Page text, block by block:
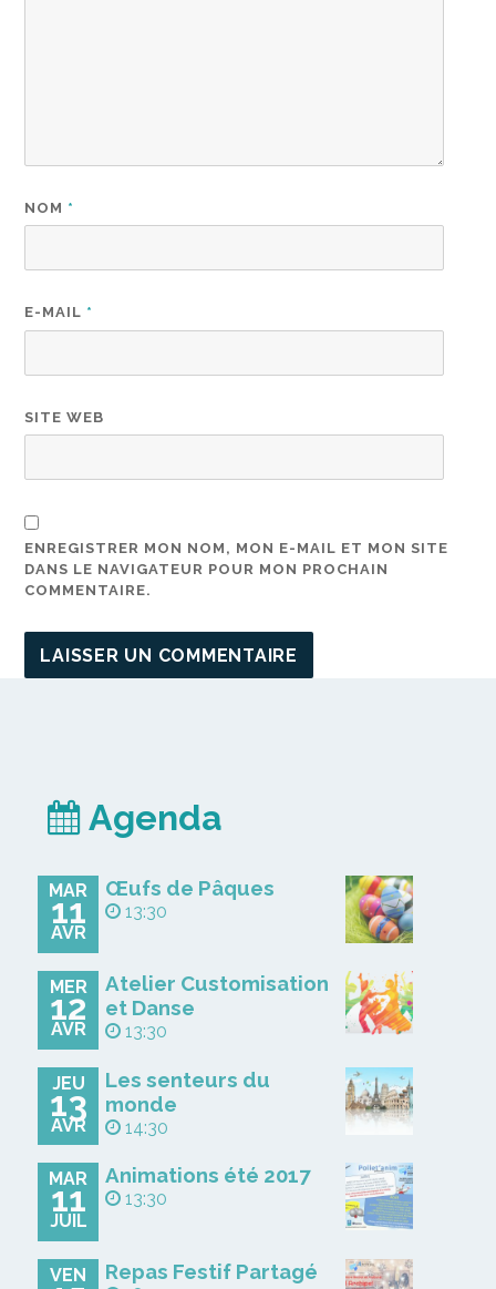
NOM *
E-MAIL *
SITE WEB
ENREGISTRER MON NOM, MON E-MAIL ET MON SITE
DANS LE NAVIGATEUR POUR MON PROCHAIN
COMMENTAIRE.
Agenda
MAR
11
AVR
Œufs de Pâques
13:30
MER
12
AVR
Atelier Customisation
et Danse
13:30
JEU
13
AVR
Les senteurs du
monde
14:30
MAR
11
JUIL
Animations été 2017
13:30
VEN Repas Festif Partagé